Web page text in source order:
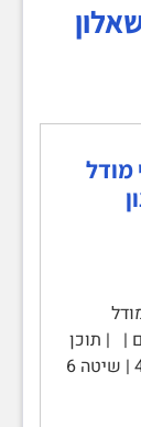
מודל
| | תוכן
עניינים | תקציר מנהלים 3 | רקע ומטרות 4 | שיטה 6